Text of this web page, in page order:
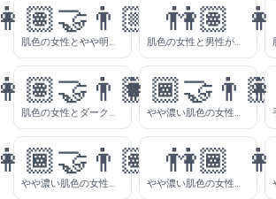
肌色の女性とやや明るい肌色の男性が手を手を繋いで
👫🏽
肌色の女性と男性が手を手を繋いで
肌色の女性とダークスキンの男性が手を手を繋いで
👩🏾‍🤝‍👨🏻
やや濃い肌色の女性と明るい肌色の男性が手を手を繋いで
やや濃い肌色の女性と肌色の男性が手を手を繋いで
👫🏾
やや濃い肌色の女性と男性が手を手を繋いで